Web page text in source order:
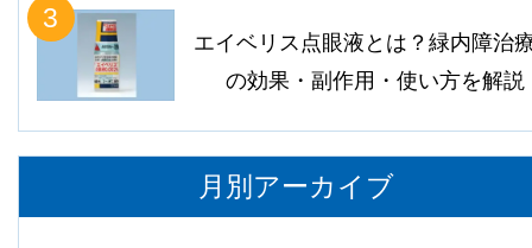
3
エイベリス点眼液とは？緑内障治
の効果・副作用・使い方を解説
月別アーカイブ